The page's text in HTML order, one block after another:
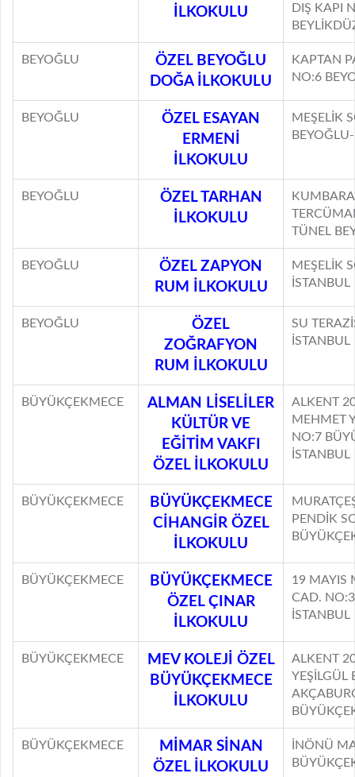
İLKOKULU
DIŞ KAPI
BEYOĞLU
ÖZEL BEYOĞLU
DOĞA İLKOKULU
KAPTAN
NO:6
BEYOĞLU
ÖZEL ESAYAN
ERMENİ
İLKOKULU
MEŞELİK
BEYOĞLU
ÖZEL TARHAN
İLKOKULU
TÜNEL
BEYOĞLU
ÖZEL ZAPYON
RUM İLKOKULU
MEŞELİK
İSTANBUL
BEYOĞLU
ÖZEL
ZOĞRAFYON
RUM İLKOKULU
SU
İSTANBUL
BÜYÜKÇEKMECE
ALMAN LİSELİLER
KÜLTÜR VE
EĞİTİM VAKFI
ÖZEL İLKOKULU
ALKENT
MEHMET
NO:7
İSTANBUL
BÜYÜKÇEKMECE
BÜYÜKÇEKMECE
CİHANGİR ÖZEL
İLKOKULU
PENDİK
BÜYÜKÇEKMECE
BÜYÜKÇEKMECE
ÖZEL ÇINAR
İLKOKULU
19 MAYIS
CAD.
İSTANBUL
BÜYÜKÇEKMECE
MEV KOLEJİ ÖZEL
BÜYÜKÇEKMECE
İLKOKULU
ALKENT
YEŞİLGÜL
BÜYÜKÇEKMECE
MİMAR SİNAN
ÖZEL İLKOKULU
İNÖNÜ